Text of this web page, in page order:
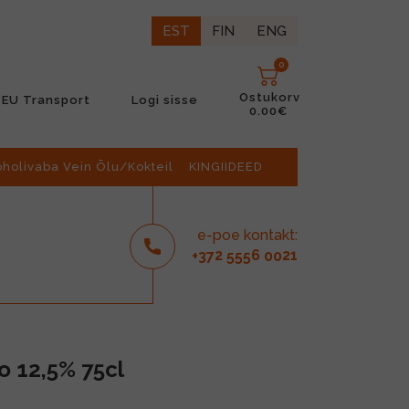
EST FIN ENG
EU Transport Logi sisse
0
Ostukorv
0.00€
Vein Õlu/Kokteil KINGIIDEED
e-poe kontakt:
+372 5556 0021
12,5% 75cl